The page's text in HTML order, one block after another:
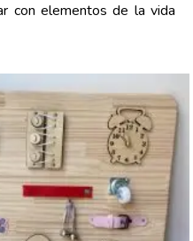
con elementos de la vida